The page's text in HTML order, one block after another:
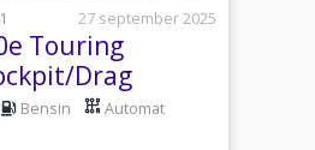
27 september 2025
Touring
Drag
Bensin Automat